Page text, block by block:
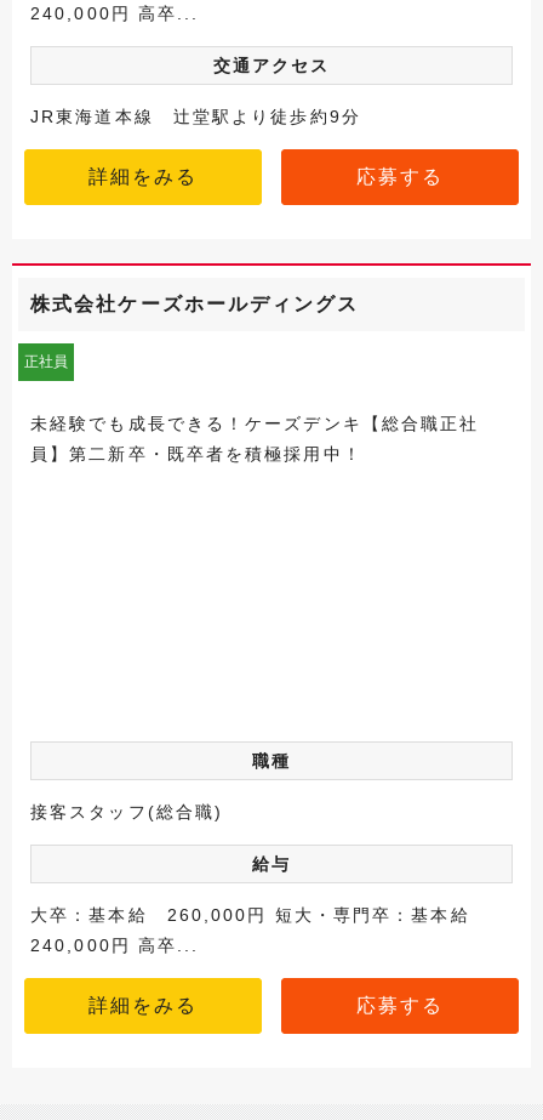
240,000円 高卒...
交通アクセス
JR東海道本線 辻堂駅より徒歩約9分
詳細をみる 応募する
株式会社ケーズホールディングス
正社員
未経験でも成長できる！ケーズデンキ【総合職正社
員】第二新卒・既卒者を積極採用中！
職種
接客スタッフ(総合職)
給与
大卒：基本給 260,000円 短大・専門卒：基本給
240,000円 高卒...
詳細をみる 応募する